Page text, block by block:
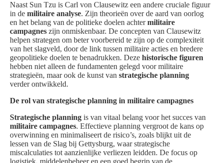
Naast Sun Tzu is Carl von Clausewitz een andere cruciale figuur
in de militaire analyse. Zijn theorieën over de aard van oorlog
en het belang van de politieke doelen achtermilitaire
campagnes zijn onmiskenbaar. De concepten van Clausewitz
helpen strategen om beter voorbereid te zijn op de complexiteit
van het slagveld, door de link tussen militaire acties en bredere
geopolitieke doelen te benadrukken. Deze historische figuren
hebben niet alleen de fundamenten gelegd voor militaire
strategieën, maar ook de kunst van strategische planning
verder ontwikkeld.
De rol van strategische planning in militaire campagnes
Strategische planning is van vitaal belang voor het succes van
militaire campagnes. Effectieve planning vergroot de kans op
overwinning en minimaliseert de risico’s, zoals blijkt uit de
lessen van de Slag bij Gettysburg, waar strategische
miscalculaties tot aanzienlijke verliezen leidden. De focus op